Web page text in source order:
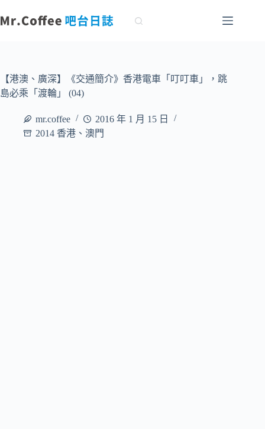
至
容【港澳、廣深】《交通簡介》香港電車「叮叮車」，跳
島必乘「渡輪」 (04)
mr.coffee
2016 年 1 月 15 日
2014 香港、澳門